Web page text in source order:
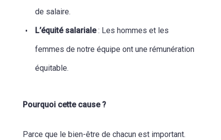
de salaire.
L’équité salariale: Les hommes et les
femmes de notre équipe ont une rémunération
équitable.
Pourquoi cette cause ?
Parce que le bien-être de chacun est important.